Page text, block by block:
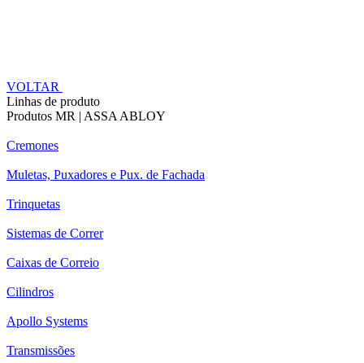
VOLTAR
Linhas de produto
Produtos MR | ASSA ABLOY
Cremones
Muletas, Puxadores e Pux. de Fachada
Trinquetas
Sistemas de Correr
Caixas de Correio
Cilindros
Apollo Systems
Transmissões